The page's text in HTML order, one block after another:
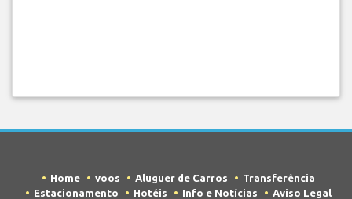
Home voos Aluguer de Carros
Transferência
Estacionamento
Hotéis Info e Notícias
Aviso Legal